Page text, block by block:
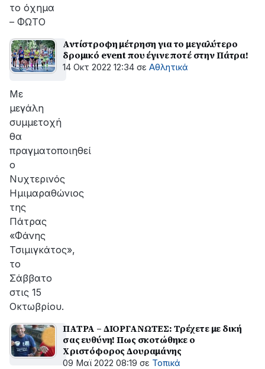
το όχημα
– ΦΩΤΟ
Αντίστροφη μέτρηση για το μεγαλύτερο
δρομικό event που έγινε ποτέ στην Πάτρα!
14 Οκτ 2022 12:34 σε Αθλητικά
Με
μεγάλη
συμμετοχή
θα
πραγματοποιηθεί
ο
Νυχτερινός
Ημιμαραθώνιος
της
Πάτρας
«Φάνης
Τσιμιγκάτος»,
το
Σάββατο
στις 15
Οκτωβρίου.
ΠΑΤΡΑ – ΔΙΟΡΓΑΝΩΤΕΣ: Τρέχετε με δική
σας ευθύνη! Πως σκοτώθηκε ο
Χριστόφορος Δουραμάνης
09 Μαϊ 2022 08:19 σε Τοπικά